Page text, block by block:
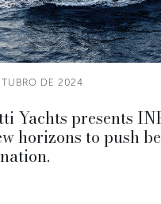
DE 2024
Yachts presents
horizons to push